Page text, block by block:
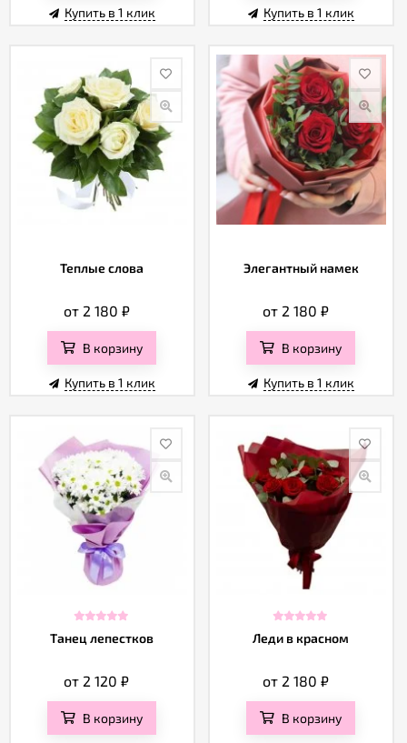
Купить в 1 клик Купить в 1 клик
Теплые слова
от 2 180 ₽
В корзину
Купить в 1 клик
Элегантный намек
от 2 180 ₽
В корзину
Купить в 1 клик
Танец лепестков
от 2 120₽
В корзину
Леди в красном
от 2 180 ₽
В корзину